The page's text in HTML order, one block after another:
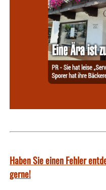
Haben Sie einen Fehler
gerne!